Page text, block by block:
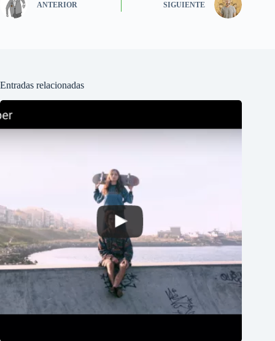
ANTERIOR SIGUIENTE
Entradas relacionadas